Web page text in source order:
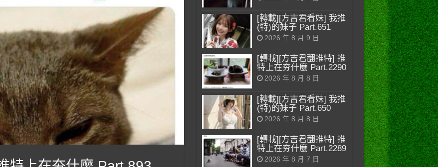
[轉載][方吉君看妹] 我推
(特)的妹子 Part.651
2026 年 8 月 9 日
[轉載][方吉君翻推特] 推
特上在夯什麼 Part.2290
2026 年 8 月 8 日
[轉載][方吉君看妹] 我推
(特)的妹子 Part.650
2026 年 8 月 8 日
[轉載][方吉君翻推特] 推
特上在夯什麼 Part.2289
2026 年 8 月 7 日